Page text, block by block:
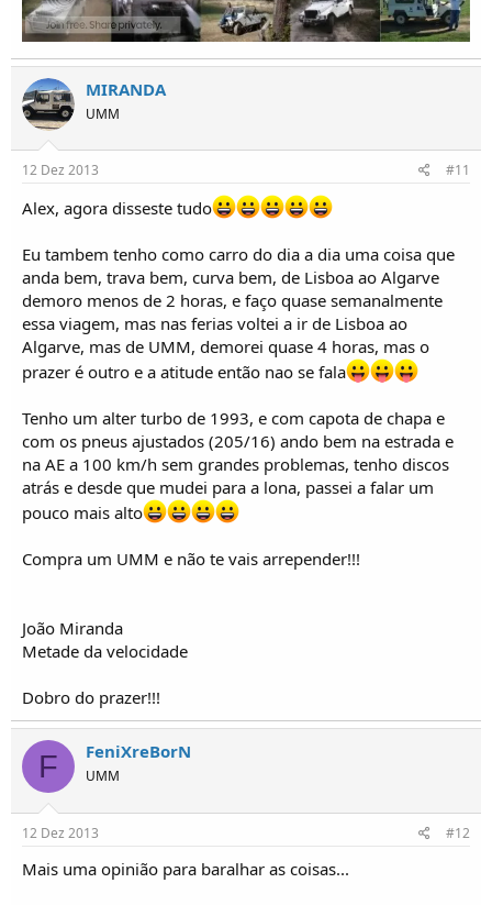
MIRANDA
UMM
12 Dez 2013 #11
Alex, agora disseste tudo
Eu tambem tenho como carro do dia a dia uma coisa que
anda bem, trava bem, curva bem, de Lisboa ao Algarve
demoro menos de 2 horas, e faço quase semanalmente
essa viagem, mas nas ferias voltei a ir de Lisboa ao
Algarve, mas de UMM, demorei quase 4 horas, mas o
prazer é outro e a atitude então nao se fala
Tenho um alter turbo de 1993, e com capota de chapa e
com os pneus ajustados (205/16) ando bem na estrada e
na AE a 100 km/h sem grandes problemas, tenho discos
atrás e desde que mudei para a lona, passei a falar um
pouco mais alto
Compra um UMM e não te vais arrepender!!!
João Miranda
Metade da velocidade
Dobro do prazer!!!
F FeniXreBorN
UMM
12 Dez 2013 #12
Mais uma opinião para baralhar as coisas...